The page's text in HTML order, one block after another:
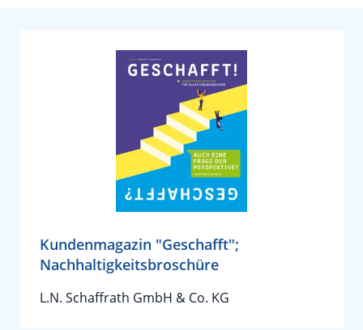
Kundenmagazin "Geschafft";
Nachhaltigkeitsbroschüre
L.N. Schaffrath GmbH & Co. KG